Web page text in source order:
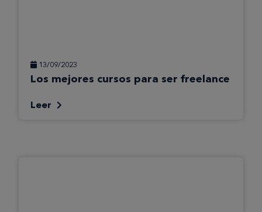
13/09/2023
Los mejores cursos para ser freelance
Leer